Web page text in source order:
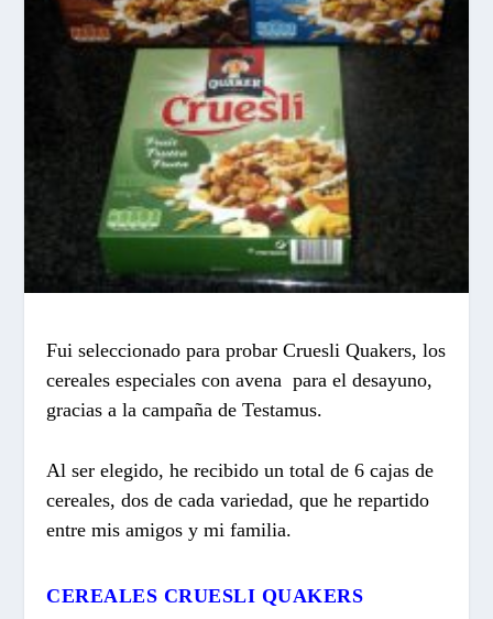
Fui seleccionado para probar Cruesli Quakers, los
cereales especiales con avena para el desayuno,
gracias a la campaña de Testamus.
Al ser elegido, he recibido un total de 6 cajas de
cereales, dos de cada variedad, que he repartido
entre mis amigos y mi familia.
CEREALES CRUESLI QUAKERS